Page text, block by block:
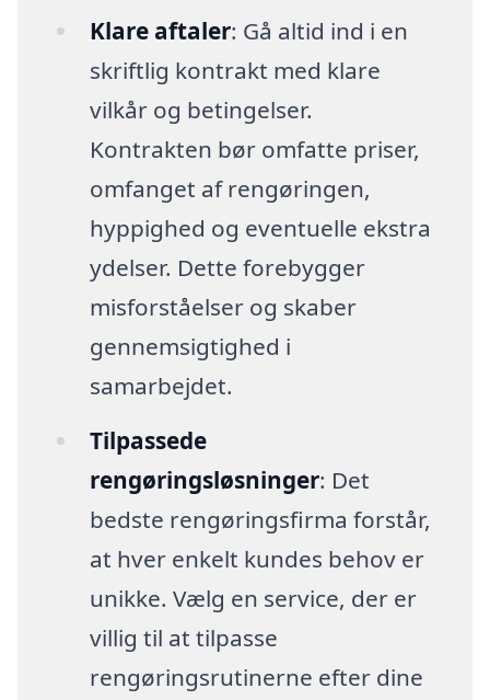
Klare aftaler: Gå altid ind i en
skriftlig kontrakt med klare
vilkår og betingelser.
Kontrakten bør omfatte priser,
omfanget af rengøringen,
hyppighed og eventuelle ekstra
ydelser. Dette forebygger
misforståelser og skaber
gennemsigtighed i
samarbejdet.
Tilpassede
rengøringsløsninger: Det
bedste rengøringsfirma forstår,
at hver enkelt kundes behov er
unikke. Vælg en service, der er
villig til at tilpasse
rengøringsrutinerne efter dine